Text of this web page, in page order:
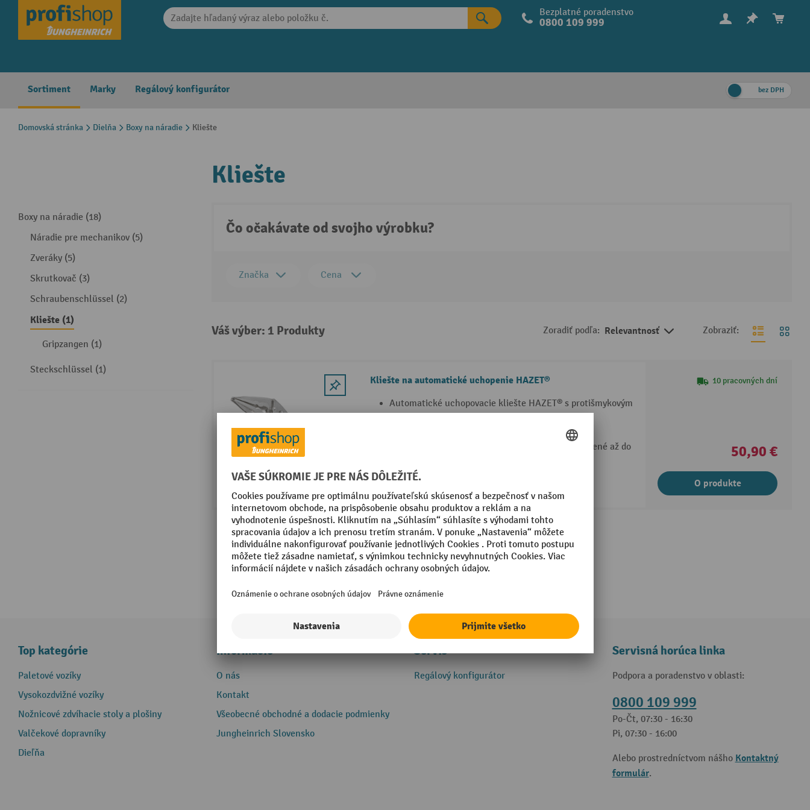
Skip to main navigation Bezplatné poradenstvo
0800 109 999
Sortiment Marky Regálový konfigurátor bez DPH
Domovská stránka Dielňa Boxy na náradie Kliešte
Boxy na náradie (18)
Náradie pre mechanikov (5)
Zveráky (5)
Skrutkovač (3)
Schraubenschlüssel (2)
Kliešte (1)
Gripzangen (1)
Steckschlüssel (1)
Kliešte
Čo očakávate od svojho výrobku?
Značka Cena
Váš výber: 1 Produkty Zoradiť podľa: Relevantnosť Zobraziť:
Kliešte na automatické uchopenie HAZET®
Automatické uchopovacie kliešte HAZET® s protišmykovým
Blokovací systém udržuje kliešte bezpečne zatvorené až do
10 pracovných dní
50,90 €
O produkte
Top kategórie
Paletové vozíky
Vysokozdvižné vozíky
Nožnicové zdvíhacie stoly a plošiny
Valčekové dopravníky
Dieľňa
Informácie
O nás
Kontakt
Všeobecné obchodné a dodacie podmienky
Jungheinrich Slovensko
Servis
Regálový konfigurátor
Servisná horúca linka
Podpora a poradenstvo v oblasti:
0800 109 999
Po-Čt, 07:30 - 16:30
Pi, 07:30 - 16:00
Alebo prostredníctvom nášho Kontaktný
formulár.